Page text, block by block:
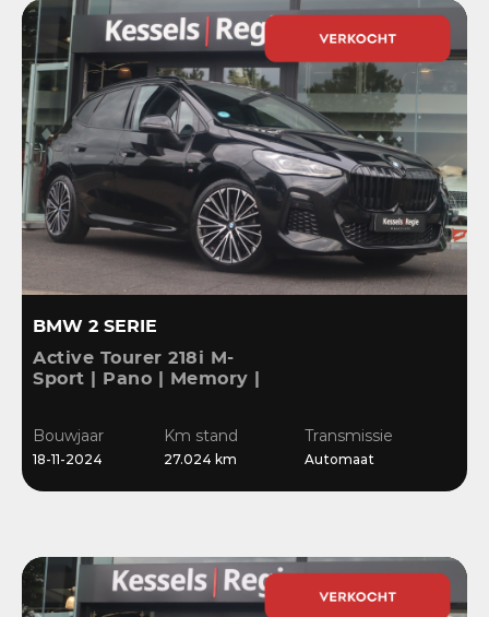
BMW 2 SERIE
Active Tourer 218i M-
Sport | Pano | Memory |
Massage |
Stuur/Stoelverwarming |
Bouwjaar
18-11-2024
Km stand
27.024 km
Transmissie
Automaat